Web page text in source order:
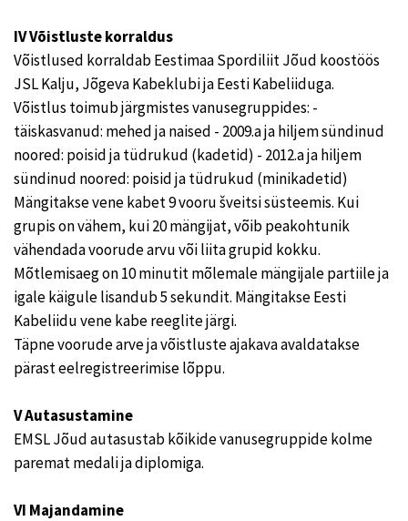
IV Võistluste korraldus
Võistlused korraldab Eestimaa Spordiliit Jõud koostöös
JSL Kalju, Jõgeva Kabeklubi ja Eesti Kabeliiduga.
Võistlus toimub järgmistes vanusegruppides: -
täiskasvanud: mehed ja naised - 2009.a ja hiljem sündinud
noored: poisid ja tüdrukud (kadetid) - 2012.a ja hiljem
sündinud noored: poisid ja tüdrukud (minikadetid)
Mängitakse vene kabet 9 vooru šveitsi süsteemis. Kui
grupis on vähem, kui 20 mängijat, võib peakohtunik
vähendada voorude arvu või liita grupid kokku.
Mõtlemisaeg on 10 minutit mõlemale mängijale partiile ja
igale käigule lisandub 5 sekundit. Mängitakse Eesti
Kabeliidu vene kabe reeglite järgi.
Täpne voorude arve ja võistluste ajakava avaldatakse
pärast eelregistreerimise lõppu.
V Autasustamine
EMSL Jõud autasustab kõikide vanusegruppide kolme
paremat medali ja diplomiga.
VI Majandamine